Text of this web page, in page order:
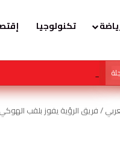
تكنولوجيا
الموسى الصحية بالأحساء تنجز
/فريق الرؤية يفوز بلقب الهوكي